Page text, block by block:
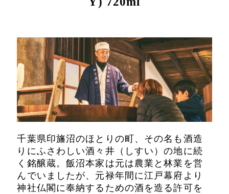
千葉県印旛沼のほとりの町、その名も酒造
りにふさわしい酒々井（しすい）の地に続
く銘醸蔵。飯沼本家は元は農業と林業を営
んでいましたが、元禄年間に江戸幕府より
神社仏閣に奉納するための酒を造る許可を